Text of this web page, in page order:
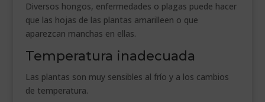
Diversos hongos, enfermedades o plagas puede hacer
que las hojas de las plantas amarilleen o que
aparezcan manchas en ellas.
Temperatura inadecuada
Las plantas son muy sensibles al frío y a los cambios
de temperatura.